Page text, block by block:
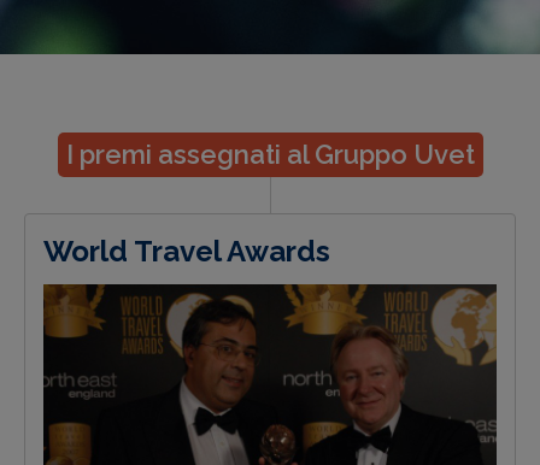
I premi assegnati al Gruppo Uvet
World Travel Awards